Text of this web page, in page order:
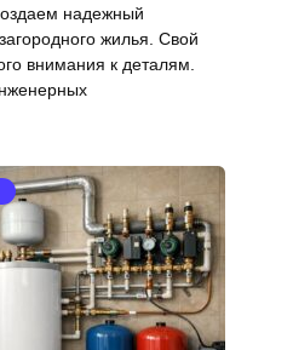
надежный
жилья. Свой
внимания к деталям.